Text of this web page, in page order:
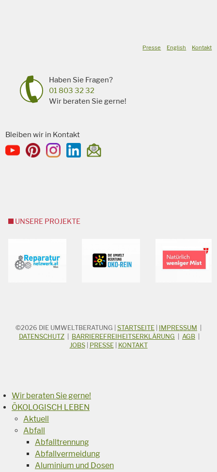
Presse English Kontakt
Haben Sie Fragen?
01 803 32 32
Wir beraten Sie gerne!
Bleiben wir in Kontakt
UNSERE PROJEKTE
STICHWORTSUCHE
Suchbegriff
©2026 DIE UMWELTBERATUNG STARTSEITE IMPRESSUM
DATENSCHUTZ
BARRIEREFREIHEITSERKLÄRUNG AGB
JOBS| PRESSE| KONTAKT
Wir beraten Sie gerne!
ÖKOLOGISCH LEBEN
Aktuell
Abfall
Abfalltrennung
Abfallvermeidung
Aluminium und Dosen